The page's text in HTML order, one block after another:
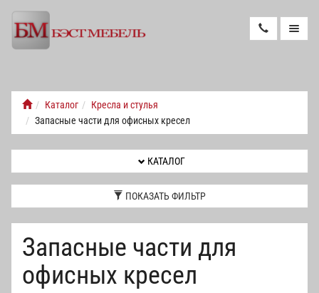
НОВОСТИ
НОВИНКИ
ДОСТАВКА
СБОРКА
Каталог
Кресла и стулья
Запасные части для офисных кресел
КАТАЛОГ
ПОКАЗАТЬ ФИЛЬТР
Запасные части для
офисных кресел